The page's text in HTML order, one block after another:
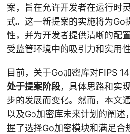
案，旨在允许开发者在运行时
式。这一新提案的实施将为Go
性，并为开发者提供清晰的配
受监管环境中的吸引力和实用性
目前，关于Go加密库对FIPS
处于提案阶段，具体思路和实
步的发展而变化。然而，本文
以及Go加密库未来计划的阐述
握了选择Go加密模块和满足合